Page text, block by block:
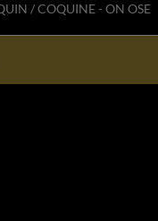
/ COQUINE - ON OSE